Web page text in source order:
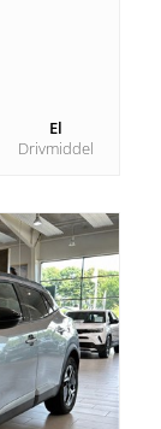
El
Drivmiddel